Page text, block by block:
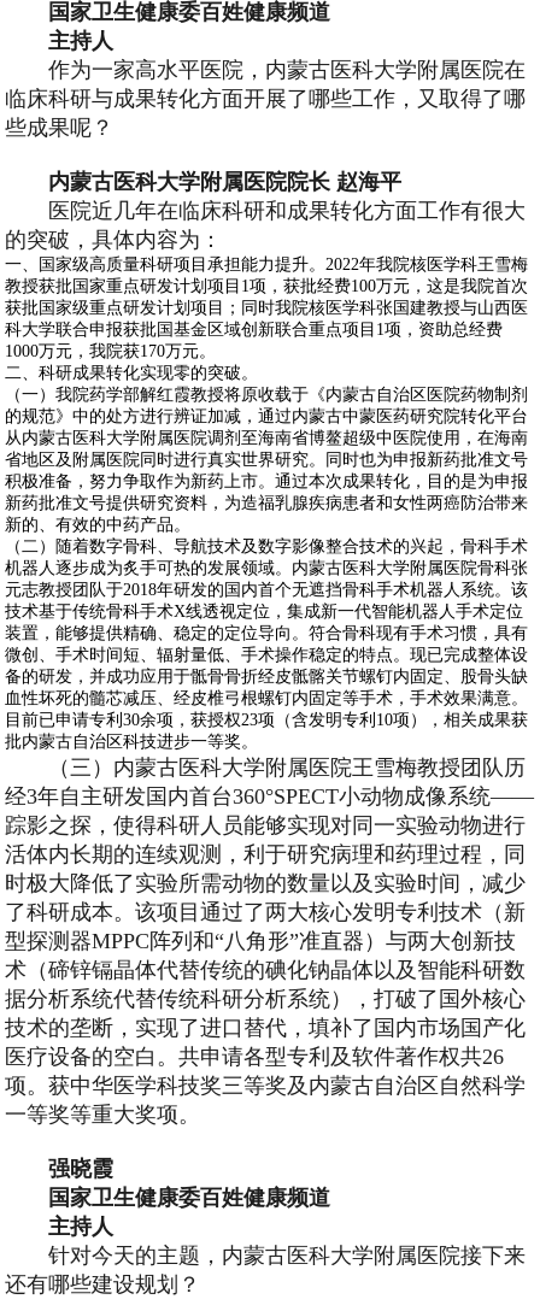
国家卫生健康委百姓健康频道
主持人
作为一家高水平医院，内蒙古医科大学附属医院在
临床科研与成果转化方面开展了哪些工作，又取得了哪
些成果呢？
内蒙古医科大学附属医院院长 赵海平
医院近几年在临床科研和成果转化方面工作有很大
的突破，具体内容为：
一、国家级高质量科研项目承担能力提升。2022年我院核医学科王雪梅
教授获批国家重点研发计划项目1项，获批经费100万元，这是我院首次
获批国家级重点研发计划项目；同时我院核医学科张国建教授与山西医
科大学联合申报获批国基金区域创新联合重点项目1项，资助总经费
1000万元，我院获170万元。
二、科研成果转化实现零的突破。
（一）我院药学部解红霞教授将原收载于《内蒙古自治区医院药物制剂
的规范》中的处方进行辨证加减，通过内蒙古中蒙医药研究院转化平台
从内蒙古医科大学附属医院调剂至海南省博鳌超级中医院使用，在海南
省地区及附属医院同时进行真实世界研究。同时也为申报新药批准文号
积极准备，努力争取作为新药上市。通过本次成果转化，目的是为申报
新药批准文号提供研究资料，为造福乳腺疾病患者和女性两癌防治带来
新的、有效的中药产品。
（二）随着数字骨科、导航技术及数字影像整合技术的兴起，骨科手术
机器人逐步成为炙手可热的发展领域。内蒙古医科大学附属医院骨科张
元志教授团队于2018年研发的国内首个无遮挡骨科手术机器人系统。该
技术基于传统骨科手术X线透视定位，集成新一代智能机器人手术定位
装置，能够提供精确、稳定的定位导向。符合骨科现有手术习惯，具有
微创、手术时间短、辐射量低、手术操作稳定的特点。现已完成整体设
备的研发，并成功应用于骶骨骨折经皮骶髂关节螺钉内固定、股骨头缺
血性坏死的髓芯减压、经皮椎弓根螺钉内固定等手术，手术效果满意。
目前已申请专利30余项，获授权23项（含发明专利10项），相关成果获
批内蒙古自治区科技进步一等奖。
（三）内蒙古医科大学附属医院王雪梅教授团队历
经3年自主研发国内首台360°SPECT小动物成像系统——
踪影之探，使得科研人员能够实现对同一实验动物进行
活体内长期的连续观测，利于研究病理和药理过程，同
时极大降低了实验所需动物的数量以及实验时间，减少
了科研成本。该项目通过了两大核心发明专利技术（新
型探测器MPPC阵列和“八角形”准直器）与两大创新技
术（碲锌镉晶体代替传统的碘化钠晶体以及智能科研数
据分析系统代替传统科研分析系统），打破了国外核心
技术的垄断，实现了进口替代，填补了国内市场国产化
医疗设备的空白。共申请各型专利及软件著作权共26
项。获中华医学科技奖三等奖及内蒙古自治区自然科学
一等奖等重大奖项。
强晓霞
国家卫生健康委百姓健康频道
主持人
针对今天的主题，内蒙古医科大学附属医院接下来
还有哪些建设规划？